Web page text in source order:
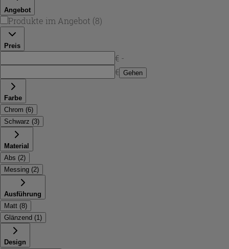
Angebot
Produkte im Angebot (8)
Preis
€ -
€ Gehen
Farbe
Chrom (6)
Schwarz (3)
Material
Abs (2)
Messing (2)
Ausführung
Matt (8)
Glänzend (1 )
Design